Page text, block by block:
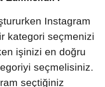
Instagram
kategori seçmenizi
işinizi en doğru
seçmelisiniz.
seçtiğiniz